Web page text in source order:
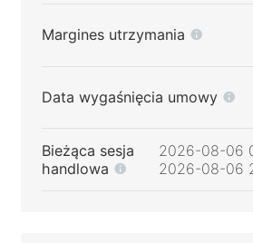
Margines utrzymania
Data wygaśnięcia umowy
Bieżąca sesja
handlowa
2026-08-06
2026-08-06